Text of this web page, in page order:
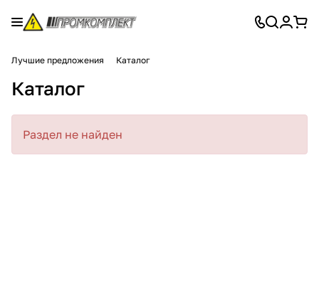
Лучшие предложения Каталог
Каталог
Раздел не найден